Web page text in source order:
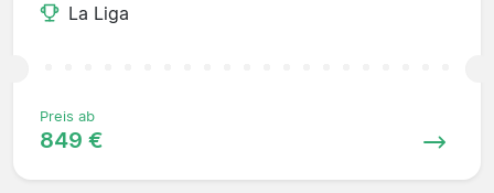
La Liga
Preis ab
849 €